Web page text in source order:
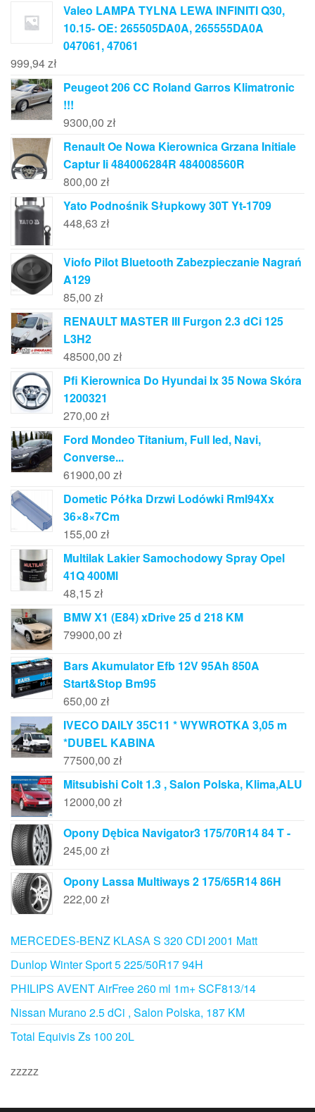
Valeo LAMPA TYLNA LEWA INFINITI Q30,
10.15- OE: 265505DA0A, 265555DA0A
047061, 47061
999,94zł
Peugeot 206 CC Roland Garros Klimatronic
!!!
9300,00 zł
Renault Oe Nowa Kierownica Grzana Initiale
Captur Ii 484006284R 484008560R
800,00 zł
Yato Podnośnik Słupkowy 30T Yt-1709
448,63 zł
Viofo Pilot Bluetooth Zabezpieczanie Nagrań
A129
85,00 zł
RENAULT MASTER III Furgon 2.3 dCi 125
L3H2
48500,00 zł
Pfi Kierownica Do Hyundai Ix 35 Nowa Skóra
1200321
270,00 zł
Ford Mondeo Titanium, Full led, Navi,
Converse...
61900,00 zł
Dometic Półka Drzwi Lodówki Rml94Xx
36×8×7Cm
155,00 zł
Multilak Lakier Samochodowy Spray Opel
41Q 400Ml
48,15 zł
BMW X1 (E84) xDrive 25 d 218 KM
79900,00 zł
Bars Akumulator Efb 12V 95Ah 850A
Start&Stop Bm95
650,00 zł
IVECO DAILY 35C11 * WYWROTKA 3,05 m
*DUBEL KABINA
77500,00 zł
Mitsubishi Colt 1.3 , Salon Polska, Klima,ALU
12000,00 zł
Opony Dębica Navigator3 175/70R14 84 T -
245,00 zł
Opony Lassa Multiways 2 175/65R14 86H
222,00 zł
MERCEDES-BENZ KLASA S 320 CDI 2001 Matt
Dunlop Winter Sport 5 225/50R17 94H
PHILIPS AVENT AirFree 260 ml 1m+ SCF813/14
Nissan Murano 2.5 dCi , Salon Polska, 187 KM
Total Equivis Zs 100 20L
zzzzz